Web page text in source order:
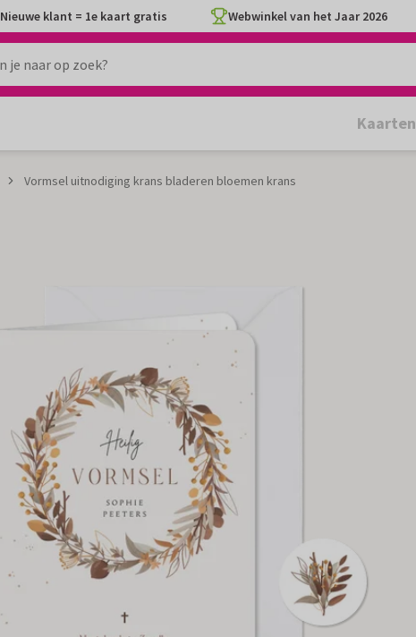
Nieuwe klant = 1e kaart gratis Webwinkel van het Jaar 2026
Kaarten
Vormsel uitnodiging krans bladeren bloemen krans